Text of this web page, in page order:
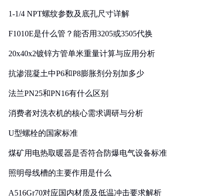
1-1/4 NPT螺纹参数及底孔尺寸详解
F1010E是什么管？能否用3205或3505代换
20x40x2镀锌方管单米重量计算与应用分析
抗渗混凝土中P6和P8膨胀剂分别加多少
法兰PN25和PN16有什么区别
消费者对洗衣机的核心需求调研与分析
U型螺栓的国家标准
煤矿用电热取暖器是否符合防爆电气设备标准
照明母线槽的主要作用是什么
A516Gr70对应国内材质及低温冲击要求解析